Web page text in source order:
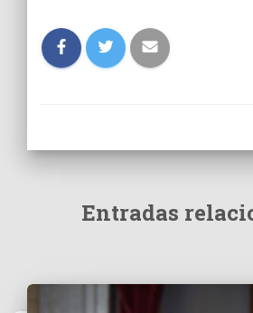
Entradas